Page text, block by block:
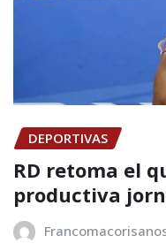
DEPORTIVAS
RD retoma el
productiva